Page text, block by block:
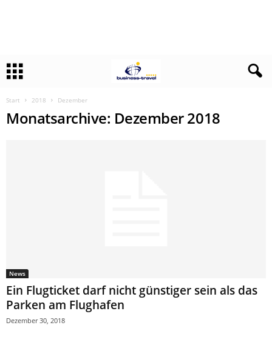
Start 2018 Dezember
Monatsarchive: Dezember 2018
News
Ein Flugticket darf nicht günstiger sein als das
Parken am Flughafen
Dezember 30, 2018